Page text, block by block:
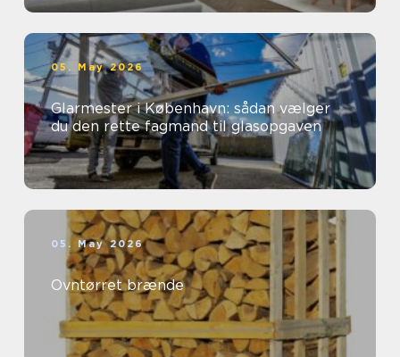
05. May 2026
Glarmester i København: sådan vælger
du den rette fagmand til glasopgaven
05. May 2026
Ovntørret brænde